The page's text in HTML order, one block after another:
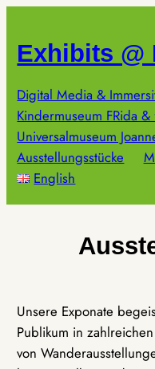
springen
Exhibits @
Digital Media &
Kindermuseum FRida
Universalmuseum
Ausstellungsstücke
English
Unsere Exponate
Publikum in
von